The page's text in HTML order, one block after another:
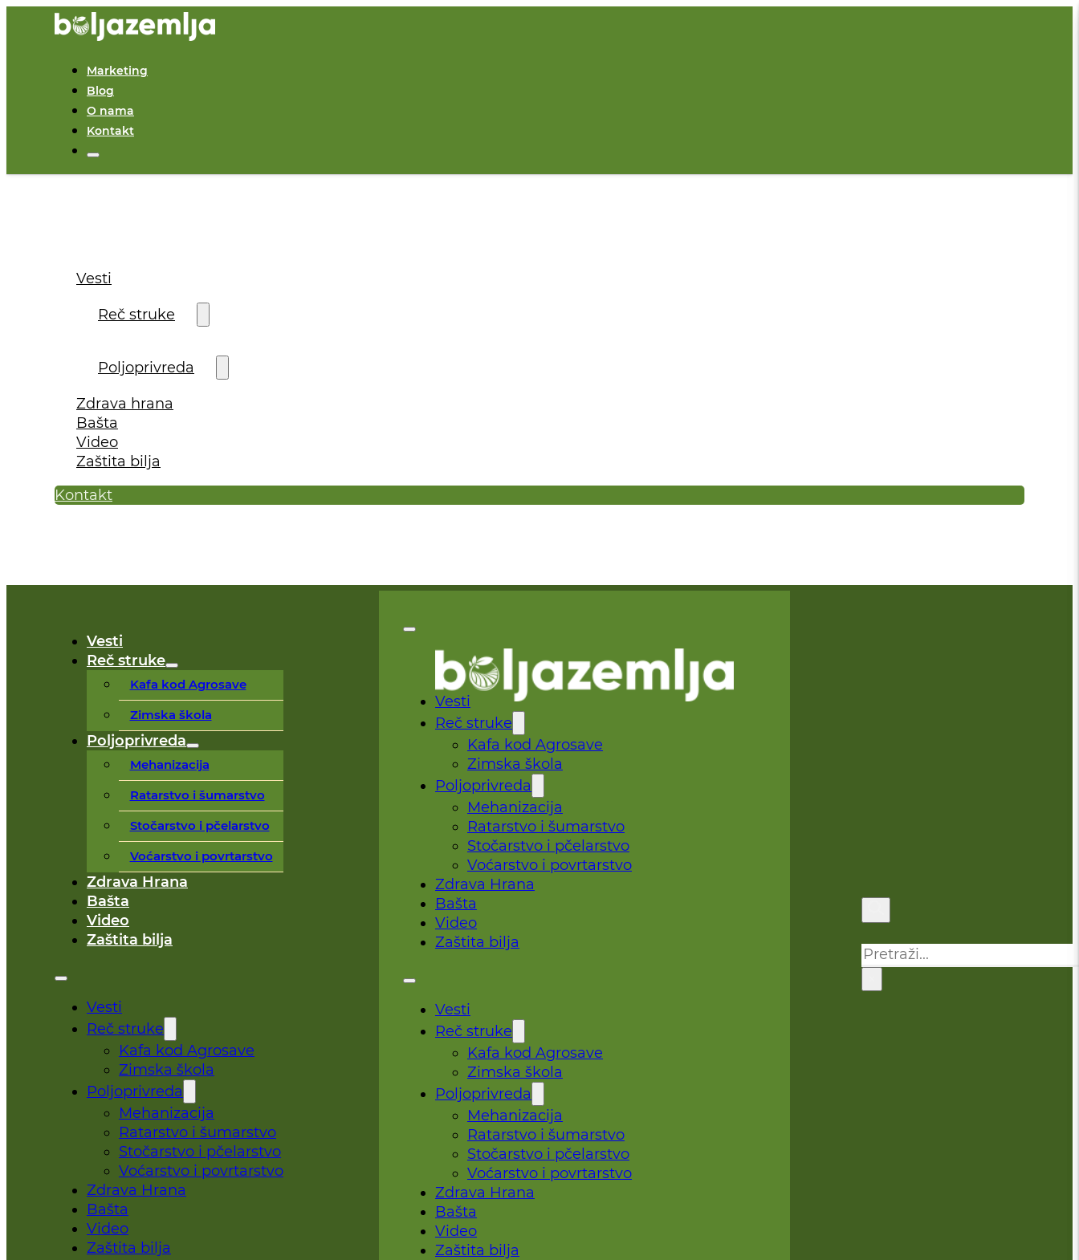
Marketing
Blog
O nama
Kontakt
Vesti
Reč struke
Poljoprivreda
Zdrava hrana
Bašta
Video
Zaštita bilja
Kontakt
Vesti
Reč struke
Kafa kod Agrosave
Zimska škola
Poljoprivreda
Mehanizacija
Ratarstvo i šumarstvo
Stočarstvo i pčelarstvo
Voćarstvo i povrtarstvo
Zdrava Hrana
Bašta
Video
Zaštita bilja
Vesti
Reč struke
Kafa kod Agrosave
Zimska škola
Poljoprivreda
Mehanizacija
Ratarstvo i šumarstvo
Stočarstvo i pčelarstvo
Voćarstvo i povrtarstvo
Zdrava Hrana
Bašta
Video
Zaštita bilja
Vesti
Reč struke
Kafa kod Agrosave
Zimska škola
Poljoprivreda
Mehanizacija
Ratarstvo i šumarstvo
Stočarstvo i pčelarstvo
Voćarstvo i povrtarstvo
Zdrava Hrana
Bašta
Video
Zaštita bilja
Vesti
Reč struke
Kafa kod Agrosave
Zimska škola
Poljoprivreda
Mehanizacija
Ratarstvo i šumarstvo
Stočarstvo i pčelarstvo
Voćarstvo i povrtarstvo
Zdrava Hrana
Bašta
Video
Zaštita bilja
Pretraga